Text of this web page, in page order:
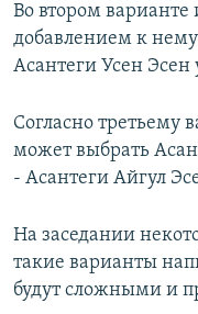
Во втором
добавлением к
Асантеги Усен Эсен
Согласно третьему
может выбрать
- Асантеги Айгул
На заседании
такие варианты
будут сложными и